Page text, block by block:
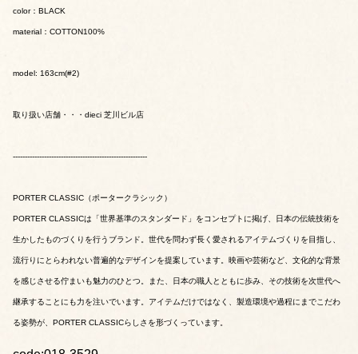
color：BLACK
material：COTTON100%
model: 163cm(#2)
取り扱い店舗・・・dieci 芝川ビル店
--------------------------------------------------------
PORTER CLASSIC（ポータークラシック）
PORTER CLASSICは「世界基準のスタンダード」をコンセプトに掲げ、日本の伝統技術を
生かしたものづくりを行うブランド。世代を問わず長く愛されるアイテムづくりを目指し、
流行りにとらわれない普遍的なデザインを提案しています。映画や芸術など、文化的な背景
を感じさせる佇まいも魅力のひとつ。また、日本の職人とともに歩み、その技術を次世代へ
継承することにも力を注いでいます。アイテムだけではなく、製造環境や過程にまでこだわ
る姿勢が、PORTER CLASSICらしさを形づくっています。